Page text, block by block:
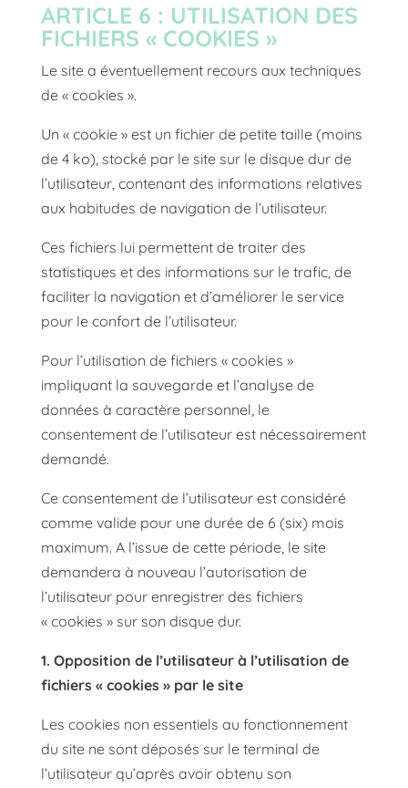
ARTICLE 6 : UTILISATION DES
FICHIERS « COOKIES »
Le site a éventuellement recours aux techniques
de « cookies ».
Un « cookie » est un fichier de petite taille (moins
de 4 ko), stocké par le site sur le disque dur de
l’utilisateur, contenant des informations relatives
aux habitudes de navigation de l’utilisateur.
Ces fichiers lui permettent de traiter des
statistiques et des informations sur le trafic, de
faciliter la navigation et d’améliorer le service
pour le confort de l’utilisateur.
Pour l’utilisation de fichiers « cookies »
impliquant la sauvegarde et l’analyse de
données à caractère personnel, le
consentement de l’utilisateur est nécessairement
demandé.
Ce consentement de l’utilisateur est considéré
comme valide pour une durée de 6 (six) mois
maximum. A l’issue de cette période, le site
demandera à nouveau l’autorisation de
l’utilisateur pour enregistrer des fichiers
« cookies » sur son disque dur.
1. Opposition de l’utilisateur à l’utilisation de
fichiers « cookies » par le site
Les cookies non essentiels au fonctionnement
du site ne sont déposés sur le terminal de
l’utilisateur qu’après avoir obtenu son